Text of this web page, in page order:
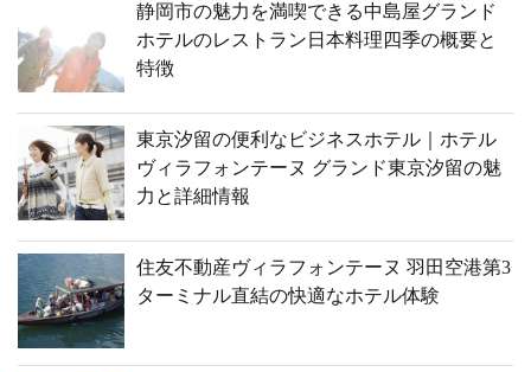
静岡市の魅力を満喫できる中島屋グランド
ホテルのレストラン日本料理四季の概要と
特徴
東京汐留の便利なビジネスホテル｜ホテル
ヴィラフォンテーヌ グランド東京汐留の魅
力と詳細情報
住友不動産ヴィラフォンテーヌ 羽田空港第3
ターミナル直結の快適なホテル体験